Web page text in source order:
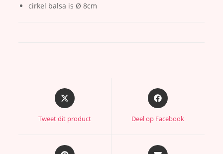
cirkel balsa is Ø 8cm
Tweet dit product Deel op Facebook